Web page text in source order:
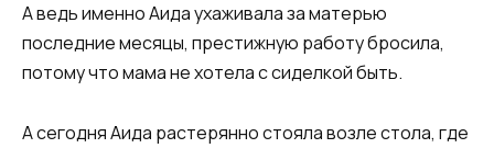
А ведь именно Аида ухаживала за матерью
последние месяцы, престижную работу бросила,
потому что мама не хотела с сиделкой быть.
А сегодня Аида растерянно стояла возле стола, где